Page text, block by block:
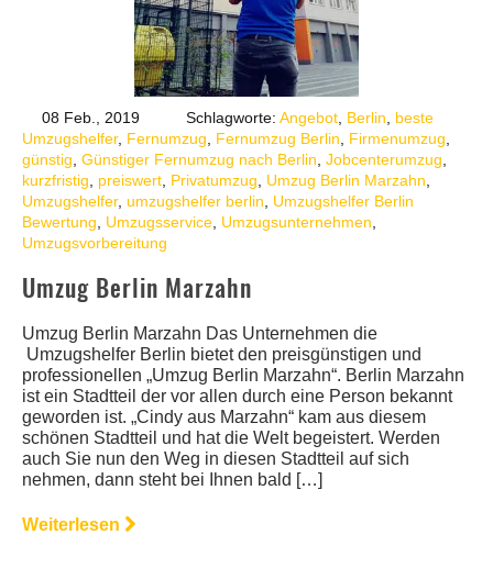
08 Feb., 2019 Schlagworte: Angebot Berlin
beste
Umzugshelfer, Fernumzug Fernumzug Berlin Firmenumzug
günstig Günstiger Fernumzug nach Berlin Jobcenterumzug
kurzfristig
preiswert Privatumzug Umzug Berlin Marzahn
Umzugshelfer, umzugshelfer berlin
Umzugshelfer Berlin
Bewertung
Umzugsservice Umzugsunternehmen
Umzugsvorbereitung
Umzug Berlin Marzahn
Umzug Berlin Marzahn Das Unternehmen die
Umzugshelfer Berlin bietet den preisgünstigen und
professionellen „Umzug Berlin Marzahn“. Berlin Marzahn
ist ein Stadtteil der vor allen durch eine Person bekannt
geworden ist. „Cindy aus Marzahn“ kam aus diesem
schönen Stadtteil und hat die Welt begeistert. Werden
auch Sie nun den Weg in diesen Stadtteil auf sich
nehmen, dann steht bei Ihnen bald […]
Weiterlesen